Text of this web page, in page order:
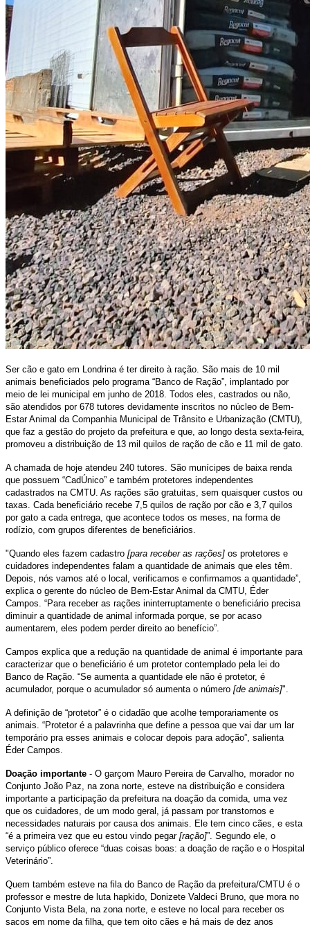
Ser cão e gato em Londrina é ter direito à ração. São mais de 10 mil
animais beneficiados pelo programa “Banco de Ração”, implantado por
meio de lei municipal em junho de 2018. Todos eles, castrados ou não,
são atendidos por 678 tutores devidamente inscritos no núcleo de Bem-
Estar Animal da Companhia Municipal de Trânsito e Urbanização (CMTU),
que faz a gestão do projeto da prefeitura e que, ao longo desta sexta-feira,
promoveu a distribuição de 13 mil quilos de ração de cão e 11 mil de gato.
A chamada de hoje atendeu 240 tutores. São munícipes de baixa renda
que possuem “CadÚnico” e também protetores independentes
cadastrados na CMTU. As rações são gratuitas, sem quaisquer custos ou
taxas. Cada beneficiário recebe 7,5 quilos de ração por cão e 3,7 quilos
por gato a cada entrega, que acontece todos os meses, na forma de
rodízio, com grupos diferentes de beneficiários.
"Quando eles fazem cadastro [para receber as rações] os protetores e
cuidadores independentes falam a quantidade de animais que eles têm.
Depois, nós vamos até o local, verificamos e confirmamos a quantidade”,
explica o gerente do núcleo de Bem-Estar Animal da CMTU, Éder
Campos. “Para receber as rações ininterruptamente o beneficiário precisa
diminuir a quantidade de animal informada porque, se por acaso
aumentarem, eles podem perder direito ao benefício”.
Campos explica que a redução na quantidade de animal é importante para
caracterizar que o beneficiário é um protetor contemplado pela lei do
Banco de Ração. “Se aumenta a quantidade ele não é protetor, é
acumulador, porque o acumulador só aumenta o número [de animais]".
A definição de “protetor” é o cidadão que acolhe temporariamente os
animais. “Protetor é a palavrinha que define a pessoa que vai dar um lar
temporário pra esses animais e colocar depois para adoção”, salienta
Éder Campos.
Doação importante - O garçom Mauro Pereira de Carvalho, morador no
Conjunto João Paz, na zona norte, esteve na distribuição e considera
importante a participação da prefeitura na doação da comida, uma vez
que os cuidadores, de um modo geral, já passam por transtornos e
necessidades naturais por causa dos animais. Ele tem cinco cães, e esta
“é a primeira vez que eu estou vindo pegar [ração]”. Segundo ele, o
serviço público oferece “duas coisas boas: a doação de ração e o Hospital
Veterinário”.
Quem também esteve na fila do Banco de Ração da prefeitura/CMTU é o
professor e mestre de luta hapkido, Donizete Valdeci Bruno, que mora no
Conjunto Vista Bela, na zona norte, e esteve no local para receber os
sacos em nome da filha, que tem oito cães e há mais de dez anos